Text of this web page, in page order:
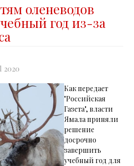
оленеводов
год из-за
2020
Как передает
"Российская
Газета", власти
Ямала приняли
решение
досрочно
завершить
учебный год для